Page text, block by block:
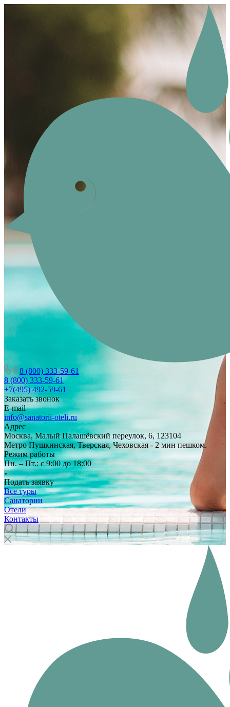
8 (800) 333-59-61
8 (800) 333-59-61
+7(495) 492-59-61
Заказать звонок
E-mail
info@sanatorii-oteli.ru
Адрес
Москва, Малый Палашёвский переулок, 6, 123104
Метро Пушкинская, Тверская, Чеховская - 2 мин пешком.
Режим работы
Пн. – Пт.: с 9:00 до 18:00
Подать заявку
Все туры
Санатории
Отели
Контакты